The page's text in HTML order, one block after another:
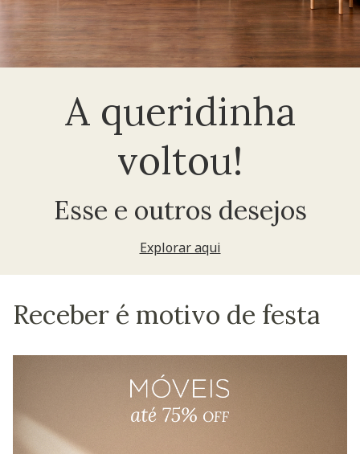
A queridinha
voltou!
Esse e outros desejos
Explorar aqui
Receber é motivo de festa